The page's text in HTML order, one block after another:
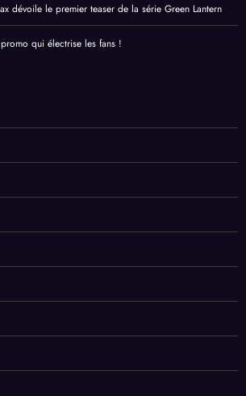
dévoile le premier teaser de la série Green Lantern
qui électrise les fans !